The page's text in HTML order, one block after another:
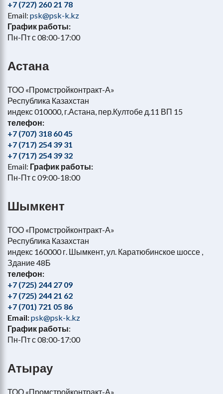
+7 (727) 260 21 78
Email: psk@psk-k.kz
График работы:
Пн-Пт с 08:00-17:00
Астана
ТОО «Промстройконтракт-А»
Республика Казахстан
индекс 010000, г.Астана, пер.Култобе д.11 ВП 15
телефон:
+7 (707) 318 60 45
+7 (717) 254 39 31
+7 (717) 254 39 32
Email: График работы:
Пн-Пт с 09:00-18:00
Шымкент
ТОО «Промстройконтракт-А»
Республика Казахстан
индекс 160000 г. Шымкент, ул. Каратюбинское шоссе ,
Здание 48Б
телефон:
+7 (725) 244 27 09
+7 (725) 244 21 62
+7 (701) 721 05 86
Email:psk@psk-k.kz
График работы:
Пн-Пт с 08:00-17:00
Атырау
ТОО «Промстройконтракт-А»